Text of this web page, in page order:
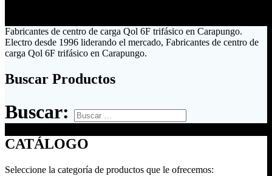
Fabricantes de centro de carga Qol 6F trifásico en Carapungo.
Electro desde 1996 liderando el mercado, Fabricantes de centro de
carga Qol 6F trifásico en Carapungo.
Buscar Productos
Buscar:
CATÁLOGO
Seleccione la categoría de productos que le ofrecemos: